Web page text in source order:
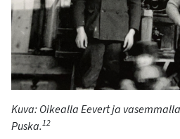
Kuva:Oikealla Eevert ja
Puska.12